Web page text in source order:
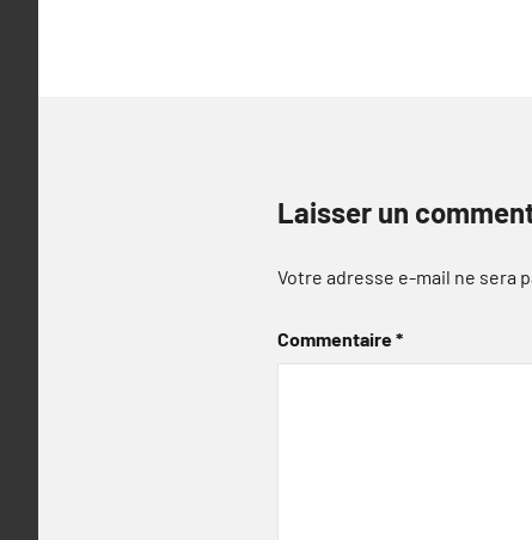
Laisser un
Votre adresse e-mail ne sera
Commentaire*